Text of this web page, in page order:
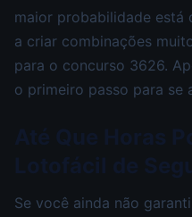
maior probabilidade está
a criar combinações
para o concurso 3626.
o primeiro passo para se
Se você ainda não